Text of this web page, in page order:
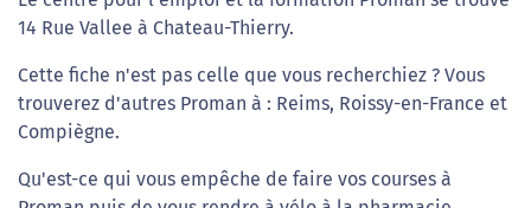
14 Rue Vallee à Chateau-Thierry.
Cette fiche n'est pas celle que vous recherchiez ? Vous
trouverez d'autres Proman à : Reims, Roissy-en-France et
Compiègne.
Qu'est-ce qui vous empêche de faire vos courses à